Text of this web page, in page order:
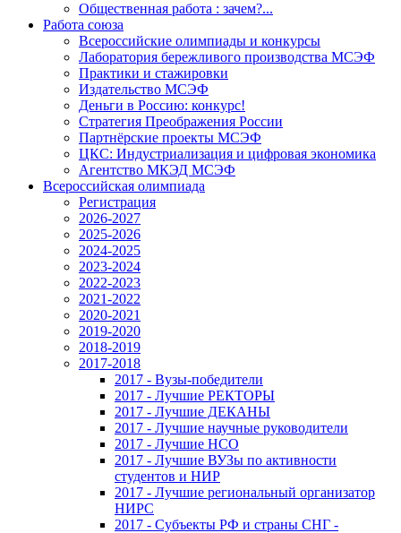
Общественная работа : зачем?...
Работа союза
Всероссийские олимпиады и конкурсы
Лаборатория бережливого производства МСЭФ
Практики и стажировки
Издательство МСЭФ
Деньги в Россию: конкурс!
Стратегия Преображения России
Партнёрские проекты МСЭФ
ЦКС: Индустриализация и цифровая экономика
Агентство МКЭД МСЭФ
Всероссийская олимпиада
Регистрация
2026-2027
2025-2026
2024-2025
2023-2024
2022-2023
2021-2022
2020-2021
2019-2020
2018-2019
2017-2018
2017 - Вузы-победители
2017 - Лучшие РЕКТОРЫ
2017 - Лучшие ДЕКАНЫ
2017 - Лучшие научные руководители
2017 - Лучшие НСО
2017 - Лучшие ВУЗы по активности
студентов и НИР
2017 - Лучшие региональный организатор
НИРС
2017 - Субъекты РФ и страны СНГ -